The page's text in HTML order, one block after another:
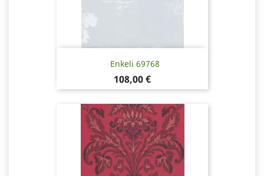
Enkeli 69768
Hinta
108,00 €